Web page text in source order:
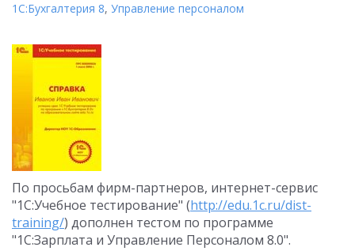
1С:Бухгалтерия 8, Управление персоналом
По просьбам фирм-партнеров, интернет-сервис
"1С:Учебное тестирование" (http://edu.1c.ru/dist-
training/) дополнен тестом по программе
"1С:Зарплата и Управление Персоналом 8.0".